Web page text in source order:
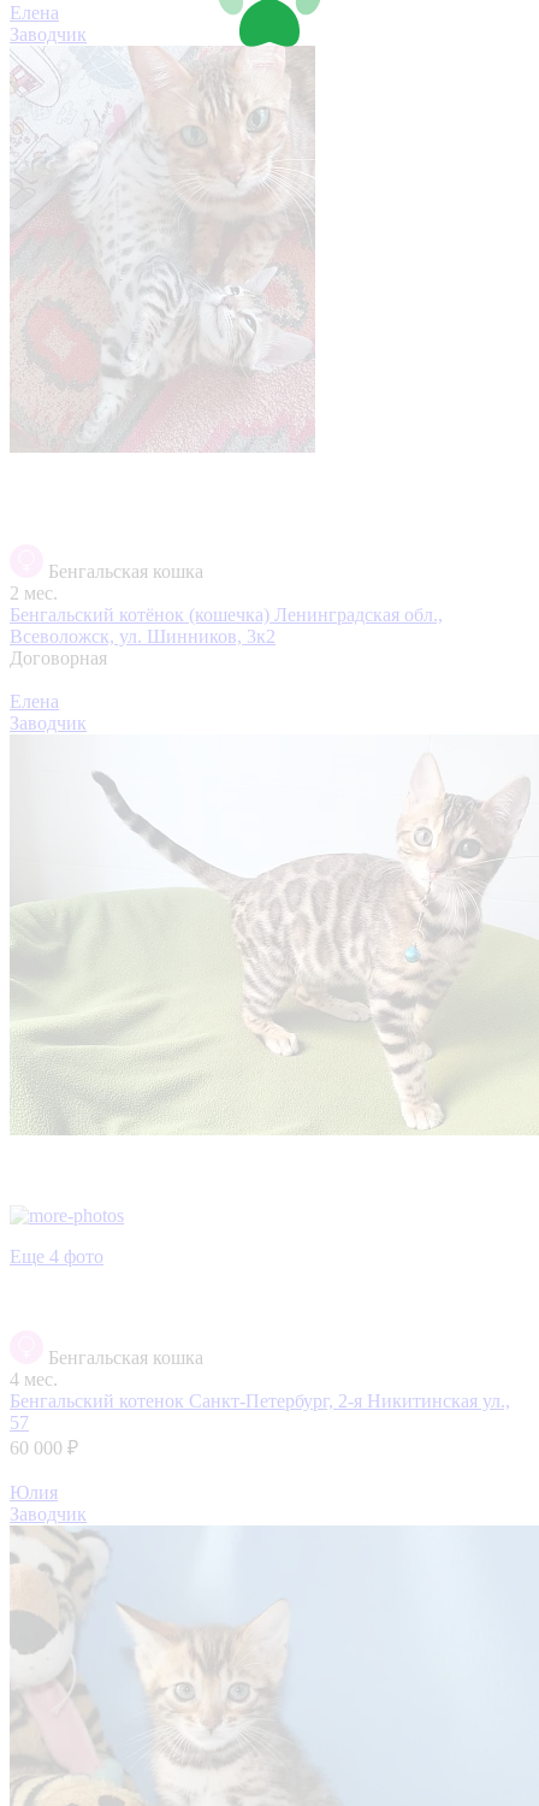
Елена
Заводчик
Бенгальская кошка
2 мес.
Бенгальский котёнок (кошечка) Ленинградская обл.,
Всеволожск, ул. Шинников, 3к2
Договорная
Елена
Заводчик
Еще 4 фото
Бенгальская кошка
4 мес.
Бенгальский котенок Санкт-Петербург, 2-я Никитинская ул.,
57
60 000 ₽
Юлия
Заводчик